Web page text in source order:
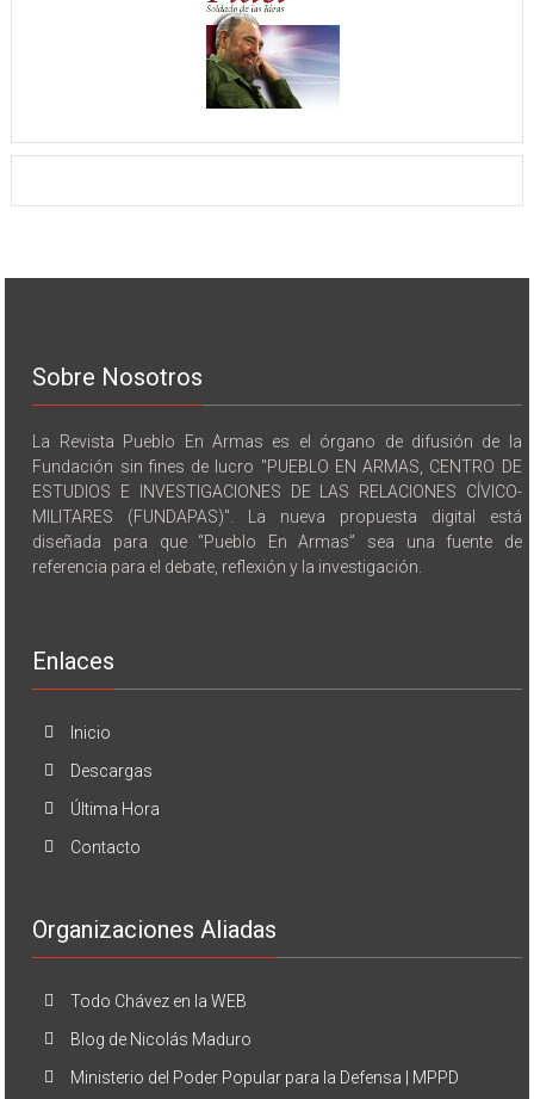
Sobre Nosotros
La Revista Pueblo En Armas es el órgano de difusión de la
Fundación sin fines de lucro "PUEBLO EN ARMAS, CENTRO DE
ESTUDIOS E INVESTIGACIONES DE LAS RELACIONES CÍVICO-
MILITARES (FUNDAPAS)". La nueva propuesta digital está
diseñada para que “Pueblo En Armas” sea una fuente de
referencia para el debate, reflexión y la investigación.
Enlaces
Inicio
Descargas
Última Hora
Contacto
Organizaciones Aliadas
Todo Chávez en la WEB
Blog de Nicolás Maduro
Ministerio del Poder Popular para la Defensa | MPPD